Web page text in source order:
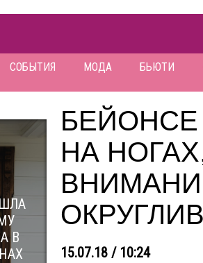
СОБЫТИЯ МОДА БЬЮТИ
БЕЙОНСЕ
НА
15.07.18 / 10:24
В